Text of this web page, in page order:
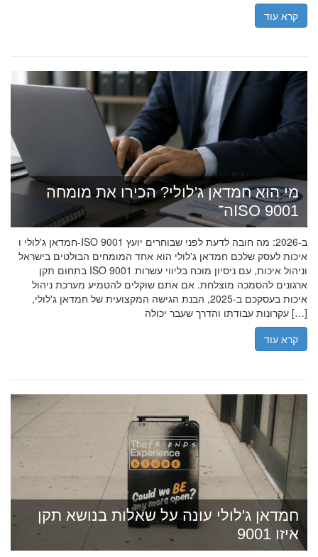
קרא עוד
מי הוא חמדאן ג'לולי? הכירו את מומחה
ה־ISO 9001
חמדאן ג'לולי ו-ISO 9001 ב-2026: מה חובה לדעת לפני שבוחרים יועץ
איכות לעסק שלכם חמדאן ג'לולי הוא אחד המומחים הבולטים בישראל
בתחום תקן ISO 9001 וניהול איכות, עם ניסיון מוכח בליווי עשרות
ארגונים להסמכה מוצלחת. אם אתם שוקלים להטמיע מערכת ניהול
איכות בעסקכם ב-2025, הבנת הגישה המקצועית של חמדאן ג'לולי,
עקרונות עבודתו והדרך שעבר יכולה […]
קרא עוד
חמדאן ג'לולי עונה על שאלות בנושא תקן
איזו 9001